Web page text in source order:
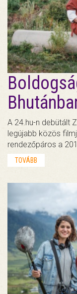
A 24.hu-n debütált
legújabb közös
rendezőpáros a
TOVÁBB